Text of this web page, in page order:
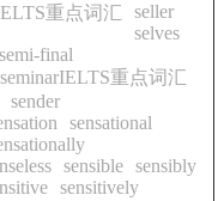
重点词汇
seller
selves
semi-final
seminarIELTS重点词汇
sender
sensational
sensible sensibly
sensitively